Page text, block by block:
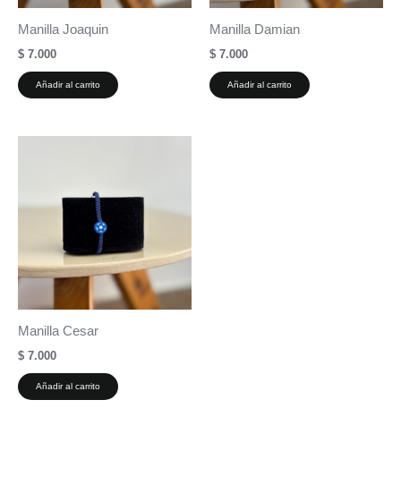
Manilla Joaquin
$ 7.000
Añadir al carrito
Manilla Damian
$ 7.000
Añadir al carrito
Manilla Cesar
$ 7.000
Añadir al carrito